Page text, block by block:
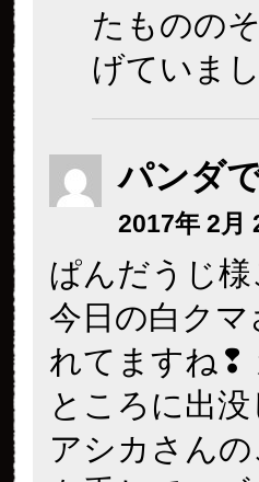
たものの
げていまし
パンダ
2017年 2月
ぱんだうじ
今日の白ク
れてますね❢
ところに出
アシカさん